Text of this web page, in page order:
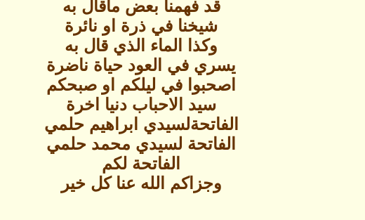
قد فهمنا بعض ماقال به
شيخنا في ذرة او نائرة
وكذا الماء الذي قال به
يسري في العود حياة ناضرة
اصحبوا في ليلكم او صبحكم
سيد الاحباب دنيا اخرة
الفاتحةلسيدي ابراهيم حلمي
الفاتحة لسيدي محمد حلمي
الفاتحة لكم
وجزاكم الله عنا كل خير